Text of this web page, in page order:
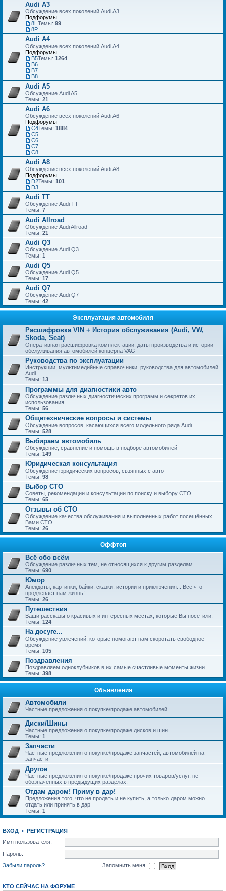
Audi A3
Обсуждение всех поколений Audi A3
Подфорумы
8L
8P
Темы: 99
Audi A4
Обсуждение всех поколений Audi A4
Подфорумы
B5
B6
B7
B8
Темы: 1264
Audi A5
Обсуждение Audi A5
Темы: 21
Audi A6
Обсуждение всех поколений Audi A6
Подфорумы
C4
C5
C6
C7
С8
Темы: 1884
Audi A8
Обсуждение всех поколений Audi A8
Подфорумы
D2
D3
Темы: 101
Audi TT
Обсуждение Audi TT
Темы: 7
Audi Allroad
Обсуждение Audi Allroad
Темы: 21
Audi Q3
Обсуждение Audi Q3
Темы: 1
Audi Q5
Обсуждение Audi Q5
Темы: 17
Audi Q7
Обсуждение Audi Q7
Темы: 42
Эксплуатация автомобиля
Расшифровка VIN + История обслуживания (Audi, VW,
Skoda, Seat)
Оперативная расшифровка комплектации, даты производства и истории
обслуживания автомобилей концерна VAG
Руководства по эксплуатации
Инструкции, мультимедийные справочники, руководства для автомобилей
Audi
Темы: 13
Программы для диагностики авто
Обсуждение различных диагностических программ и секретов их
использования
Темы: 56
Общетехнические вопросы и системы
Обсуждение вопросов, касающихся всего модельного ряда Audi
Темы: 528
Выбираем автомобиль
Обсуждение, сравнение и помощь в подборе автомобилей
Темы: 149
Юридическая консультация
Обсуждение юридических вопросов, свзянных с авто
Темы: 98
Выбор СТО
Советы, рекомендации и консультации по поиску и выбору СТО
Темы: 65
Отзывы об СТО
Обсуждение качества обслуживания и выполненных работ посещённых
Вами СТО
Темы: 26
Оффтоп
Всё обо всём
Обсуждение различных тем, не относящихся к другим разделам
Темы: 690
Юмор
Анекдоты, картинки, байки, сказки, истории и приключения... Все что
продлевает нам жизнь!
Темы: 26
Путешествия
Ваши рассказы о красивых и интересных местах, которые Вы посетили.
Темы: 124
На досуге...
Обсуждение увлечений, которые помогают нам скоротать свободное
время
Темы: 105
Поздравления
Поздравляем одноклубников в их самые счастливые моменты жизни
Темы: 398
Объявления
Автомобили
Частные предложения о покупке/продаже автомобилей
Диски/Шины
Частные предложения о покупке/продаже дисков и шин
Темы: 1
Запчасти
Частные предложения о покупке/продаже запчастей, автомобилей на
запчасти
Другое
Частные предложения о покупке/продаже прочих товаров/услуг, не
обозначенных в предыдущих разделах.
Отдам даром! Приму в дар!
Предложения того, что не продать и не купить, а только даром можно
отдать или принять в дар
Темы: 1
ВХОД • РЕГИСТРАЦИЯ
Имя пользователя:
Пароль:
Забыли пароль?
Запомнить меня
КТО СЕЙЧАС НА ФОРУМЕ